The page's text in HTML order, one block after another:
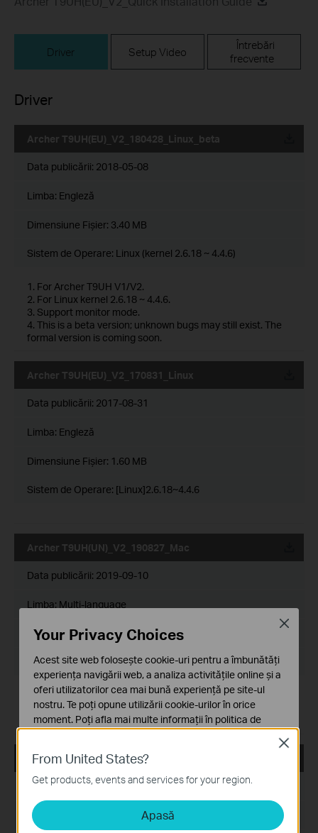
Driver Setup Video
Întrebări
frecvente
Driver
Archer T9UH(EU)_V2_180428_Linux_beta
Data publicării: 2018-05-08
Limba: Engleză
Dimensiune Fişier: 3.40 MB
Sistem de Operare: Linux (kernel 2.6.18 ~ 4.4.6)
1. For Archer T9UH V1/V2.
2. For Linux kernel 2.6.18 ~ 4.4.6.
3. Support monitor mode.
4. This is a beta version; unknown bugs may still exist. The
formal version is coming soon.
Archer T9UH(EU)_V2_170831_Linux
Data publicării: 2017-08-31
Limba: Engleză
Dimensiune Fişier: 1.60 MB
Sistem de Operare: [Linux]2.6.18~4.4.6
Archer T9UH(UN)_V2_190827_Mac
Data publicării: 2019-09-10
Limba: Multi-language
Dimensiune Fişier:8.83 MB
Sistem de Operare: MAC 10.14
Modifications and Bug Fixes:
1. For Archer T9UH 2.0.
2. For MAC 10.14.
Archer T9UH(EU)_V2_181023_Win
Data publicării: 2018-11-09
Limba:
From United States?
Get products, events and services for your region.
Apasă
Close
Your Privacy Choices
Acest site web folosește cookie-uri pentru a îmbunătăți
experiența navigării web, a analiza activitățile online și a
oferi utilizatorilor cea mai bună experiență pe site-ul
nostru. Te poți opune utilizării cookie-urilor în orice
moment. Poți afla mai multe informații în politica de
Cookie-uri de bază
Aceste cookie-uri sunt necesare pentru funcționarea
site-ului web și nu pot fi dezactivate în sistemele tale
Cookie-uri de analiză și marketing
Cookie-urile de analiză ne permit să analizăm activitățile
Close